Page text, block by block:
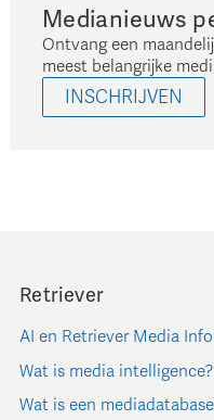
Medianieuws
Ontvang een
meest belangrijke
INSCHRIJVEN
Retriever
AI en Retriever Media
Wat is media intelligence?
Wat is een